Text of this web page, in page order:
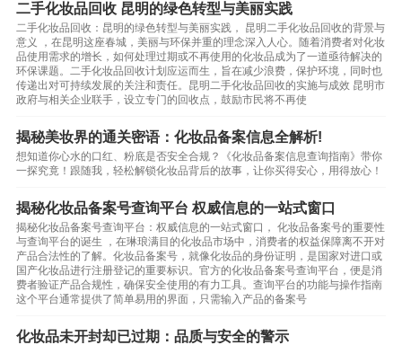
二手化妆品回收 昆明的绿色转型与美丽实践
二手化妆品回收：昆明的绿色转型与美丽实践， 昆明二手化妆品回收的背景与
意义 ，在昆明这座春城，美丽与环保并重的理念深入人心。随着消费者对化妆
品使用需求的增长，如何处理过期或不再使用的化妆品成为了一道亟待解决的
环保课题。二手化妆品回收计划应运而生，旨在减少浪费，保护环境，同时也
传递出对可持续发展的关注和责任。昆明二手化妆品回收的实施与成效 昆明市
政府与相关企业联手，设立专门的回收点，鼓励市民将不再使
揭秘美妆界的通关密语：化妆品备案信息全解析!
想知道你心水的口红、粉底是否安全合规？《化妆品备案信息查询指南》带你
一探究竟！跟随我，轻松解锁化妆品背后的故事，让你买得安心，用得放心！
揭秘化妆品备案号查询平台 权威信息的一站式窗口
揭秘化妆品备案号查询平台：权威信息的一站式窗口， 化妆品备案号的重要性
与查询平台的诞生 ，在琳琅满目的化妆品市场中，消费者的权益保障离不开对
产品合法性的了解。化妆品备案号，就像化妆品的身份证明，是国家对进口或
国产化妆品进行注册登记的重要标识。官方的化妆品备案号查询平台，便是消
费者验证产品合规性，确保安全使用的有力工具。查询平台的功能与操作指南
这个平台通常提供了简单易用的界面，只需输入产品的备案号
化妆品未开封却已过期：品质与安全的警示